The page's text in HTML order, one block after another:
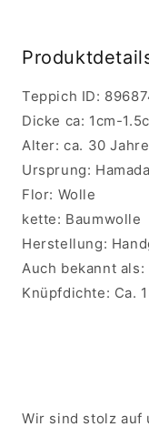
Teppich ID:
Dicke ca: 1cm-
Alter: ca. 30 Jahre
Ursprung:
Flor: Wolle
kette: Baumwolle
Herstellung:
Auch bekannt als:
Knüpfdichte: Ca.
Wir sind stolz auf